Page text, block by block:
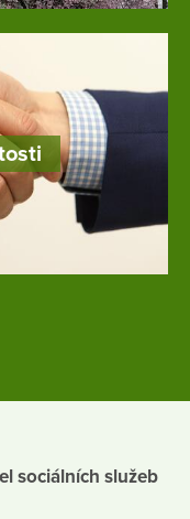
sociálních služeb